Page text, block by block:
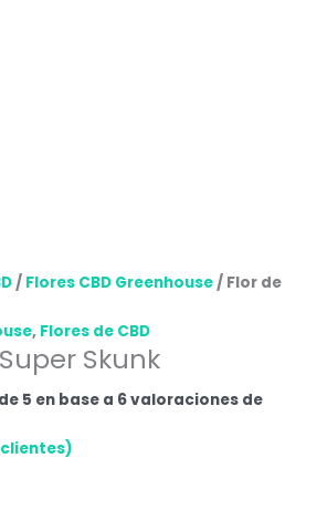
/ Flores CBD Greenhouse/ Flor de
, Flores de CBD
Skunk
de 5 en base a 6valoraciones de